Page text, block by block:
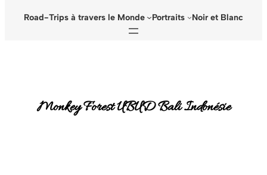
Road-Trips à travers le Monde Portraits Noir et Blanc
Monkey Forest UBUD Bali Indonésie